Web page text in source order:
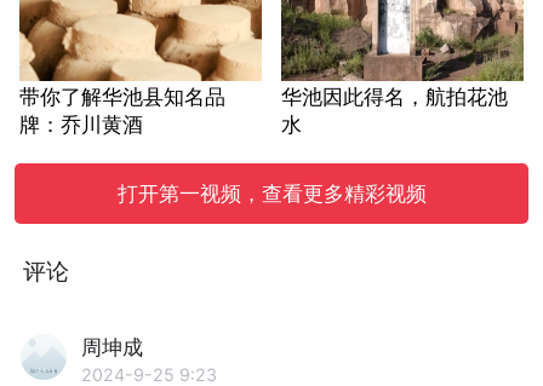
带你了解华池县知名品
牌：乔川黄酒
华池因此得名，航拍花池
水
打开第一视频，查看更多精彩视频
评论
周坤成
2024-9-25 9:23